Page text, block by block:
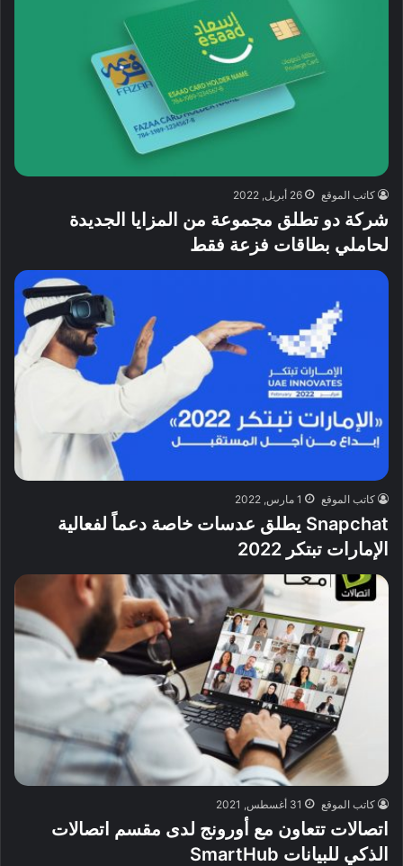
كاتب الموقع 26 أبريل, 2022
شركة دو تطلق مجموعة من المزايا الجديدة
لحاملي بطاقات فزعة فقط
كاتب الموقع 1 مارس, 2022
Snapchat يطلق عدسات خاصة دعماً لفعالية
الإمارات تبتكر 2022
كاتب الموقع 31 أغسطس, 2021
اتصالات تتعاون مع أورونج لدى مقسم اتصالات
الذكي للبيانات SmartHub